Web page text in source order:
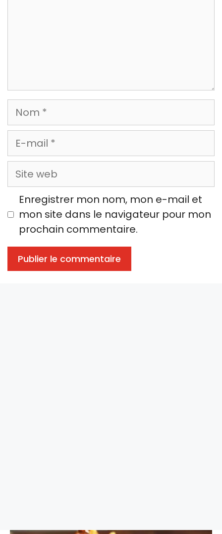
Nom
E-
mail
Site
web
Enregistrer mon nom, mon e-mail et
mon site dans le navigateur pour mon
prochain commentaire.